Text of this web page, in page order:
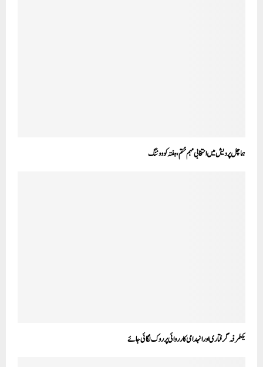
ہماچل پردیش میں انتخابی مہم ختم، ہفتہ کو ووٹنگ
یکطرفہ گرفتاری اور انہدامی کارروائی پر روک لگائی جائے